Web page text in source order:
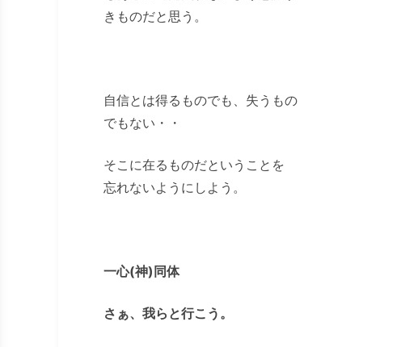
きものだと思う。
自信とは得るものでも、失うもの
でもない・・
そこに在るものだということを
忘れないようにしよう。
一心(神)同体
さぁ、我らと行こう。